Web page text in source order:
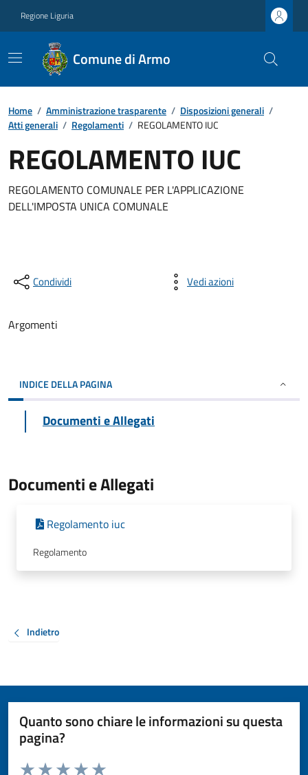
Regione Liguria
Comune di Armo
Home / Amministrazione trasparente / Disposizioni generali /
Atti generali / Regolamenti / REGOLAMENTO IUC
REGOLAMENTO IUC
REGOLAMENTO COMUNALE PER L'APPLICAZIONE
DELL'IMPOSTA UNICA COMUNALE
Condividi Vedi azioni
Argomenti
INDICE DELLA PAGINA
Documenti e Allegati
Documenti e Allegati
Regolamento iuc
Regolamento
Indietro
Quanto sono chiare le informazioni su questa
pagina?
Valuta da 1 a 5 stelle la pagina